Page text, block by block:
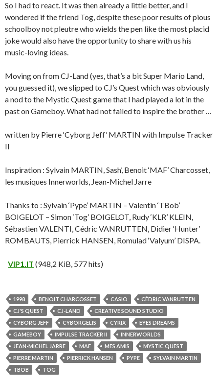
So I had to react. It was then already a little better, and I
wondered if the friend Tog, despite these poor results of pious
schoolboy not pleutre who wields the pen like the most placid
joke would also have the opportunity to share with us his
music-loving ideas.
Moving on from CJ-Land (yes, that’s a bit Super Mario Land,
you guessed it), we slipped to CJ’s Quest which was obviously
a nod to the Mystic Quest game that I had played a lot in the
past on Gameboy. What had not failed to inspire the brother …
written by Pierre ‘Cyborg Jeff’ MARTIN with Impulse Tracker
II
Inspiration : Sylvain MARTIN, Sash’, Benoit ‘MAF’ Charcosset,
les musiques Innerworlds, Jean-Michel Jarre
Thanks to : Sylvain ‘Pype’ MARTIN – Valentin ‘TBob’
BOIGELOT – Simon ‘Tog’ BOIGELOT, Rudy ‘KLR’ KLEIN,
Sébastien VALENTI, Cédric VANRUTTEN, Didier ‘Hunter’
ROMBAUTS, Pierrick HANSEN, Romulad ‘Valyum’ DISPA.
VIP1.IT (948,2 KiB, 577 hits)
1998 BENOIT CHARCOSSET CASIO
CÉDRIC VANRUTTEN
CJ'S QUEST
CJ-LAND
CREATIVE SOUND STUDIO
CYBORG JEFF
CYBORGELIS CYRIX
EYES DREAMS
GAMEBOY
IMPULSE TRACKER II
INNERWORLDS
JEAN-MICHEL JARRE
MAF MES AMIS
MYSTIC QUEST
PIERRE MARTIN
PIERRICK HANSEN PYPE
SYLVAIN MARTIN
TBOB
TOG